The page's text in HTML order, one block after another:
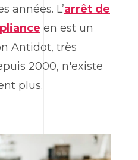
années. L’arrêt de
en est un
Antidot, très
2000, n'existe
plus.